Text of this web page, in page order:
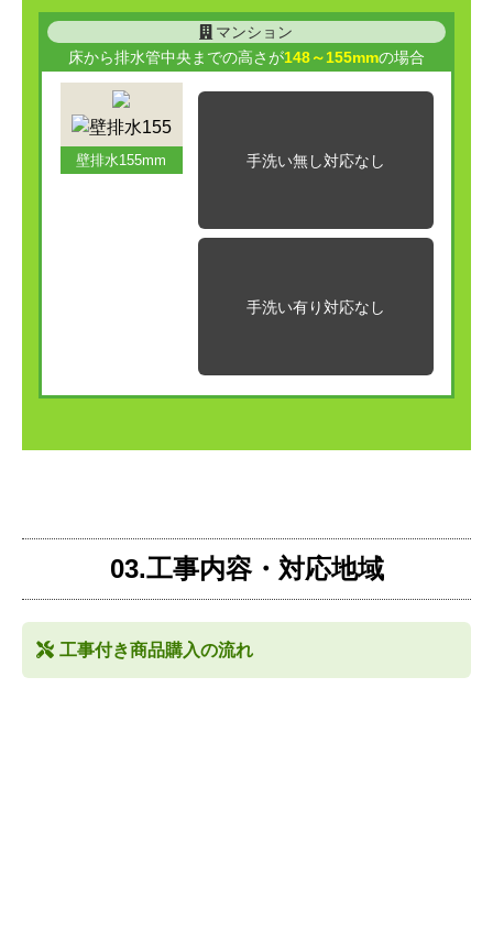
マンション
床から排水管中央までの高さが148～155mmの場合
壁排水155mm 手洗い無し対応なし
手洗い有り対応なし
03.工事内容・対応地域
工事付き商品購入の流れ